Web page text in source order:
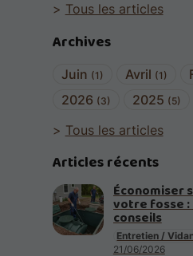
Tous les articles
Archives
Juin (1) Avril (1)
2026 (3) 2025 (5)
Tous les articles
Articles récents
21/06/2026
Économiser
votre fosse
conseils